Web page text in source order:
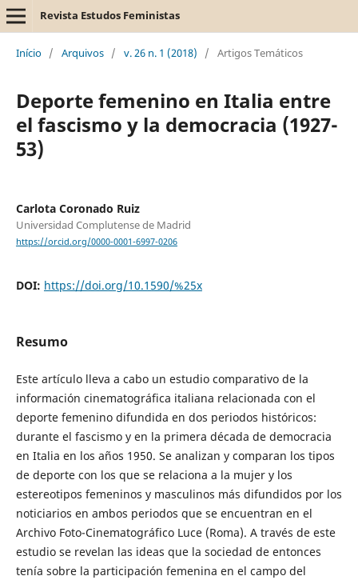
Revista Estudos Feministas
Início / Arquivos / v. 26 n. 1 (2018) / Artigos Temáticos
Deporte femenino en Italia entre
el fascismo y la democracia (1927-
53)
Carlota Coronado Ruiz
Universidad Complutense de Madrid
https://orcid.org/0000-0001-6997-0206
DOI: https://doi.org/10.1590/%25x
Resumo
Este artículo lleva a cabo un estudio comparativo de la
información cinematográfica italiana relacionada con el
deporte femenino difundida en dos periodos históricos:
durante el fascismo y en la primera década de democracia
en Italia en los años 1950. Se analizan y comparan los tipos
de deporte con los que se relaciona a la mujer y los
estereotipos femeninos y masculinos más difundidos por los
noticiarios en ambos periodos que se encuentran en el
Archivo Foto-Cinematográfico Luce (Roma). A través de este
estudio se revelan las ideas que la sociedad de entonces
tenía sobre la participación femenina en el campo del